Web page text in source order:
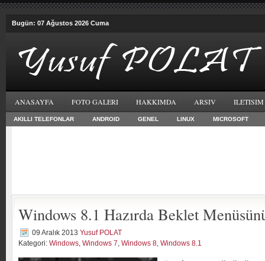
Bugün: 07 Ağustos 2026 Cuma
ANASAYFA FOTO GALERI HAKKIMDA ARSIV ILETISIM
AKILLI TELEFONLAR ANDROID GENEL LINUX MICROSOFT
Windows 8.1 Hazırda Beklet
09 Aralık 2013 Yusuf POLAT
Kategori: Windows, Windows 7, Windows 8, Windows 8.1